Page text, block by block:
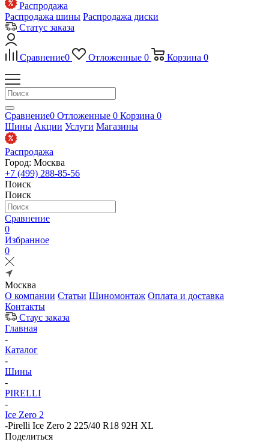
Распродажа
Распродажа шины Распродажа диски
Статус заказа
Сравнение0 Отложенные 0 Корзина 0
Сравнение0 Отложенные 0 Корзина 0
Шины Акции Услуги Магазины
Распродажа
Город: Москва
+7 (499) 288-85-56
Поиск
Поиск
Сравнение
0
Избранное
0
Москва
О компании Статьи Шиномонтаж Оплата и доставка
Контакты
Стаус заказа
Главная
-
Каталог
-
Шины
-
PIRELLI
-
Ice Zero 2
-Pirelli Ice Zero 2 225/40 R18 92H XL
Поделиться